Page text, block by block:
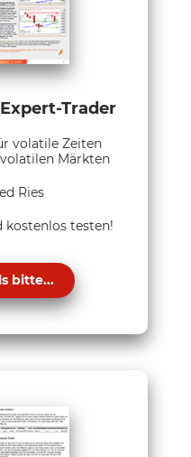
Trader
volatile Zeiten
Märkten
Ries
testen!
bitte...